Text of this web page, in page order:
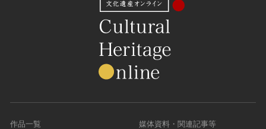
作品一覧 媒体資料・関連記事等